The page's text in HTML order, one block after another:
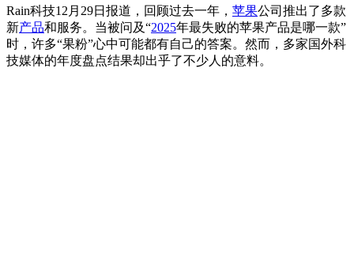
Rain科技12月29日报道，回顾过去一年， 苹果公司推出了多款
新产品和服务。当被问及“2025年最失败的苹果产品是哪一款”
时，许多“果粉”心中可能都有自己的答案。然而，多家国外科
技媒体的年度盘点结果却出乎了不少人的意料。